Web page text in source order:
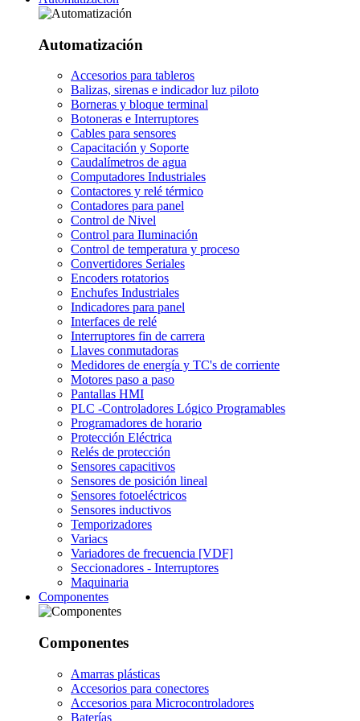
Automatización
Accesorios para tableros
Balizas, sirenas e indicador luz piloto
Borneras y bloque terminal
Botoneras e Interruptores
Cables para sensores
Capacitación y Soporte
Caudalímetros de agua
Computadores Industriales
Contactores y relé térmico
Contadores para panel
Control de Nivel
Control para Iluminación
Control de temperatura y proceso
Convertidores Seriales
Encoders rotatorios
Enchufes Industriales
Indicadores para panel
Interfaces de relé
Interruptores fin de carrera
Llaves conmutadoras
Medidores de energía y TC's de corriente
Motores paso a paso
Pantallas HMI
PLC -Controladores Lógico Programables
Programadores de horario
Protección Eléctrica
Relés de protección
Sensores capacitivos
Sensores de posición lineal
Sensores fotoeléctricos
Sensores inductivos
Temporizadores
Variacs
Variadores de frecuencia [VDF]
Seccionadores - Interruptores
Maquinaria
Componentes
Componentes
Amarras plásticas
Accesorios para conectores
Accesorios para Microcontroladores
Baterías